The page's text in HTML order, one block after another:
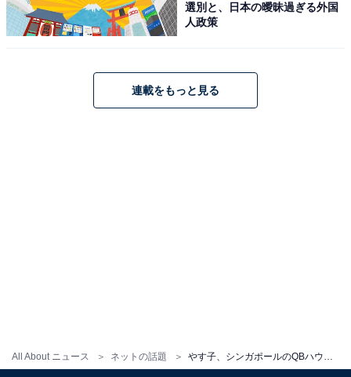
All About ニュース ネットの話題
選別と、日本の曖昧過ぎる外国
人政策
連載をもっと見る